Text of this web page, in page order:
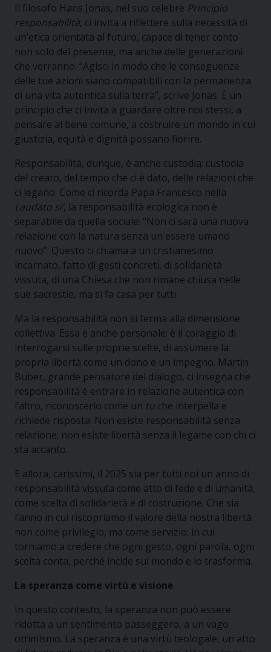
Il filosofo Hans Jonas, nel suo celebre Principio
responsabilità, ci invita a riflettere sulla necessità di
un’etica orientata al futuro, capace di tener conto
non solo del presente, ma anche delle generazioni
che verranno. “Agisci in modo che le conseguenze
delle tue azioni siano compatibili con la permanenza
di una vita autentica sulla terra”, scrive Jonas. È un
principio che ci invita a guardare oltre noi stessi, a
pensare al bene comune, a costruire un mondo in cui
giustizia, equità e dignità possano fiorire.
Responsabilità, dunque, è anche custodia: custodia
del creato, del tempo che ci è dato, delle relazioni che
ci legano. Come ci ricorda Papa Francesco nella
Laudato si’, la responsabilità ecologica non è
separabile da quella sociale: “Non ci sarà una nuova
relazione con la natura senza un essere umano
nuovo”. Questo ci chiama a un cristianesimo
incarnato, fatto di gesti concreti, di solidarietà
vissuta, di una Chiesa che non rimane chiusa nelle
sue sacrestie, ma si fa casa per tutti.
Ma la responsabilità non si ferma alla dimensione
collettiva. Essa è anche personale: è il coraggio di
interrogarsi sulle proprie scelte, di assumere la
propria libertà come un dono e un impegno. Martin
Buber, grande pensatore del dialogo, ci insegna che
responsabilità è entrare in relazione autentica con
l’altro, riconoscerlo come un tu che interpella e
richiede risposta. Non esiste responsabilità senza
relazione; non esiste libertà senza il legame con chi ci
sta accanto.
E allora, carissimi, il 2025 sia per tutti noi un anno di
responsabilità vissuta come atto di fede e di umanità,
come scelta di solidarietà e di costruzione. Che sia
l’anno in cui riscopriamo il valore della nostra libertà
non come privilegio, ma come servizio; in cui
torniamo a credere che ogni gesto, ogni parola, ogni
scelta conta, perché incide sul mondo e lo trasforma.
La speranza come virtù e visione
In questo contesto, la speranza non può essere
ridotta a un sentimento passeggero, a un vago
ottimismo. La speranza è una virtù teologale, un atto